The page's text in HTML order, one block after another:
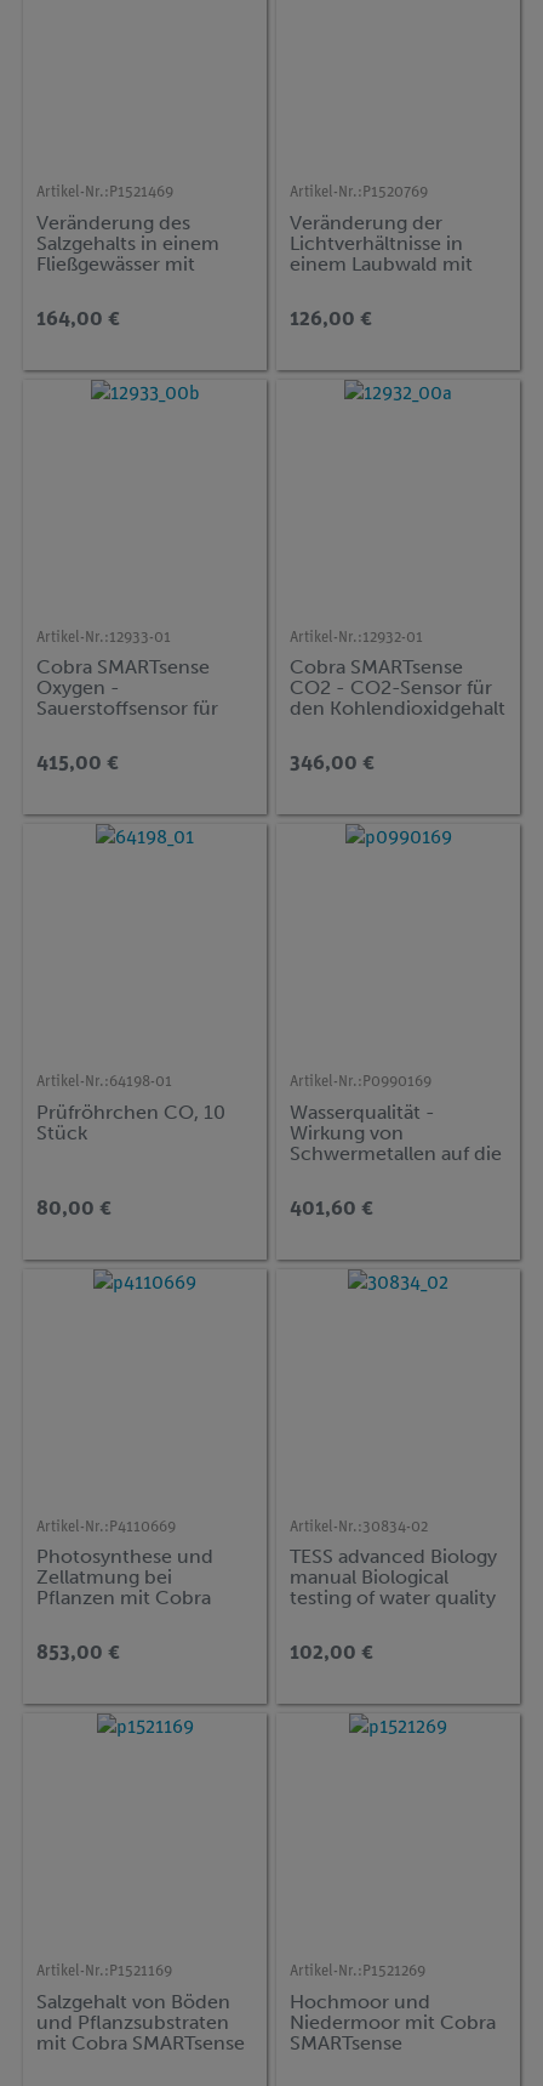
Artikel-Nr.: P1521469
Veränderung des
Salzgehalts in einem
Fließgewässer mit
164,00 €
Artikel-Nr.: P1520769
Veränderung der
Lichtverhältnisse in
einem Laubwald mit
126,00 €
Artikel-Nr.:12933-01
Cobra SMARTsense
Oxygen -
Sauerstoffsensor für
(Bluetooth + USB)
415,00 €
Artikel-Nr.:12932-01
Cobra SMARTsense
CO2 - CO2-Sensor für
den Kohlendioxidgehalt
ppm (Bluetooth + USB)
346,00 €
Artikel-Nr.:64198-01
Prüfröhrchen CO, 10
Stück
80,00 €
Artikel-Nr.: P0990169
Wasserqualität -
Wirkung von
Schwermetallen auf die
mit Cobra SMARTsense
401,60 €
Artikel-Nr.: P4110669
Photosynthese und
Zellatmung bei
Pflanzen mit Cobra
853,00 €
Artikel-Nr.:30834-02
TESS advanced Biology
manual Biological
testing of water quality
102,00 €
Artikel-Nr.: P1521169
Salzgehalt von Böden
und Pflanzsubstraten
mit Cobra SMARTsense
Artikel-Nr.: P1521269
Hochmoor und
Niedermoor mit Cobra
SMARTsense